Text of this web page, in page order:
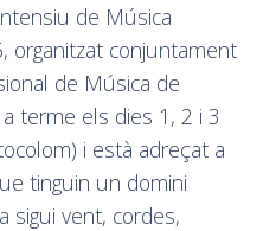
de Música
organitzat conjuntament
de Música de
terme els dies 1, 2 i 3
i està adreçat a
tinguin un domini
sigui vent, cordes,